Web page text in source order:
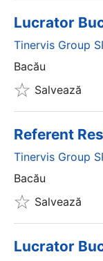
Lucrator
Tinervis Group
Bacău
Salvează
Referent
Tinervis Group
Bacău
Salvează
Lucrator